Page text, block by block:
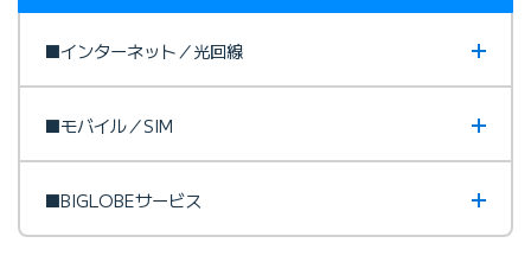
■インターネット／光回線
■モバイル／SIM
■BIGLOBEサービス